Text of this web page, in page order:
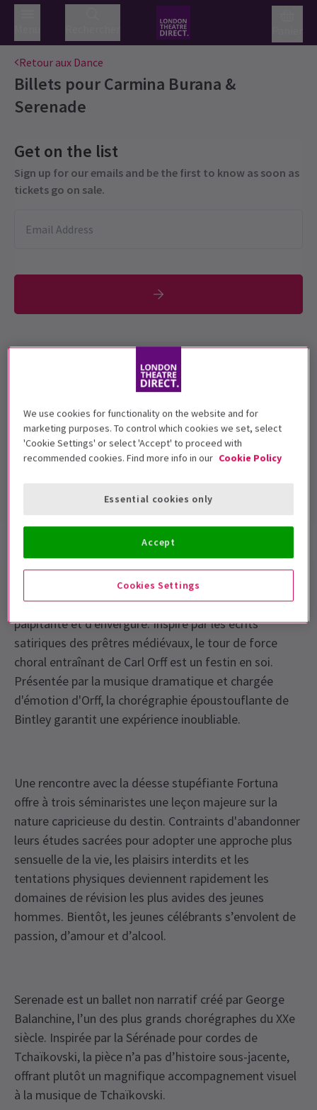
Retour aux Dance
Billets pourCarmina Burana &
Serenade
Get on the list
Sign up for our emails and be the first to know as soon as
tickets go on sale.
Dates de représentation
7.30pm plus Saturday at 2.30pm
London Coliseum
Galerie
Jouée par le Birmingham Royal Ballet, la célèbre
Carmina burana de David Bintley est une production
palpitante et d'envergure. Inspiré par les écrits
satiriques des prêtres médiévaux, le tour de force
choral entraînant de Carl Orff est un festin en soi.
Présentée par la musique dramatique et chargée
d'émotion d'Orff, la chorégraphie époustouflante de
Bintley garantit une expérience inoubliable.
Une rencontre avec la déesse stupéfiante Fortuna
offre à trois séminaristes une leçon majeure sur la
nature capricieuse du destin. Contraints d'abandonner
leurs études sacrées pour adopter une approche plus
sensuelle de la vie, les plaisirs interdits et les
tentations physiques deviennent rapidement les
domaines de révision les plus avides des jeunes
hommes. Bientôt, les jeunes célébrants s’envolent de
passion, d’amour et d’alcool.
Serenade est un ballet non narratif créé par George
Balanchine, l’un des plus grands chorégraphes du XXe
siècle. Inspirée par la Sérénade pour cordes de
Tchaïkovski, la pièce n’a pas d’histoire sous-jacente,
offrant plutôt un magnifique accompagnement visuel
à la musique de Tchaïkovski.
We use cookies for functionality on the website and for
marketing purposes. To control which cookies we set, select
'Cookie Settings' or select 'Accept' to proceed with
recommended cookies. Find more info in our Cookie Policy
Cookies Settings
Essential cookies only
Accept